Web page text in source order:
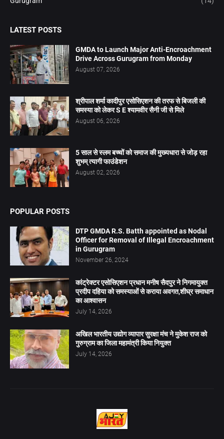
LATEST POSTS
GMDA to Launch Major Anti-Encroachment
Drive Across Gurugram from Monday
August 07, 2026
श्रीपाल शर्मा कादीपुर एसोसिएशन की तरफ से बिजली की
समस्या को लेकर S E श्यामवीर सैनी जी से मिले
August 06, 2026
5 साल से स्लम बच्चों को समाज की मुख्यधारा से जोड़ रहा
शुभम् त्यागी फाउंडेशन
August 02, 2026
POPULAR POSTS
DTP GMDA R.S. Batth appointed as Nodal
Officer for Removal of Illegal Encroachment
in Gurugram
November 26, 2024
कांट्रेक्टर एसोसिएशन प्रधान मनीष सैदपुर ने निगमायुक्त
प्रदीप दहिया को समस्याओं से कराया अवगत,शीघ्र समाधान
का आश्वासन
July 14, 2026
अखिल भारतीय उद्योग व्यापार सुरक्षा मंच ने मुकेश राज को
गुरुग्राम का जिला महामंत्री किया नियुक्त
July 14, 2026